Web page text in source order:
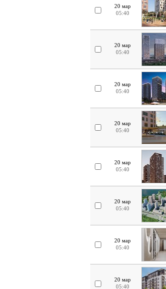
20 мар
05:40
20 мар
05:40
20 мар
05:40
20 мар
05:40
20 мар
05:40
20 мар
05:40
20 мар
05:40
20 мар
05:40